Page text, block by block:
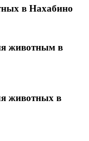
в Нахабино
животным в
животных в